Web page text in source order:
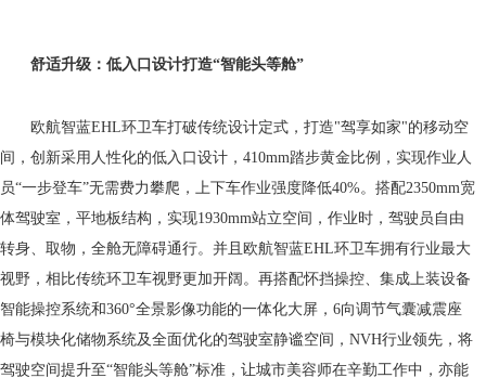
舒适升级：低入口设计打造“智能头等舱”
欧航智蓝EHL环卫车打破传统设计定式，打造"驾享如家"的移动空
间，创新采用人性化的低入口设计，410mm踏步黄金比例，实现作业人
员“一步登车”无需费力攀爬，上下车作业强度降低40%。搭配2350mm宽
体驾驶室，平地板结构，实现1930mm站立空间，作业时，驾驶员自由
转身、取物，全舱无障碍通行。并且欧航智蓝EHL环卫车拥有行业最大
视野，相比传统环卫车视野更加开阔。再搭配怀挡操控、集成上装设备
智能操控系统和360°全景影像功能的一体化大屏，6向调节气囊减震座
椅与模块化储物系统及全面优化的驾驶室静谧空间，NVH行业领先，将
驾驶空间提升至“智能头等舱”标准，让城市美容师在辛勤工作中，亦能